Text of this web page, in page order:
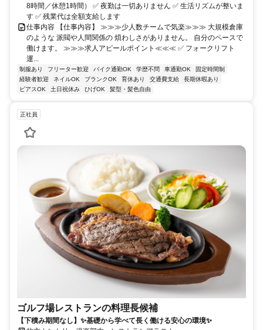
8時間／休憩1時間） ✅ 夜勤は一切ありません ✅ 生活リズムが整いま
す ✅ 残業代は全額支給します
仕事内容 【仕事内容】 ≫≫≫少人数チームで気楽≫≫≫ 大規模倉庫
のような 派閥や人間関係の 煩わしさがありません。 自分のペースで
働けます。 ≫≫≫求人アピールポイント≪≪≪ ✅ フォークリフト
運...
制服あり フリーター歓迎 バイク通勤OK 学歴不問 車通勤OK
固定時間制
経験者歓迎
ネイルOK ブランクOK 育休あり 交通費支給
長期休暇あり
ピアスOK
土日祝休み ひげOK 髪型・髪色自由
正社員
ゴルフ場レストランの料理長候補
【下積み期間なし】✨基礎から学べて長く働ける安心の環境✨